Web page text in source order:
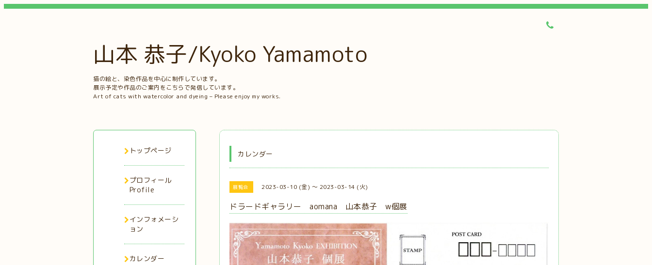
山本 恭子/Kyoko Yamamoto
猫の絵と、染色作品を中心に制作しています。
展示予定や作品のご案内をこちらで発信しています。
Art of cats with watercolor and dyeing – Please enjoy my works.
カレンダー
展覧会 2023-03-10 (金) ～ 2023-03-14 (火)
ドラードギャラリー aomana 山本恭子 w個展
トップページ
プロフィール
Profile
インフォメーシ
ョン
カレンダー